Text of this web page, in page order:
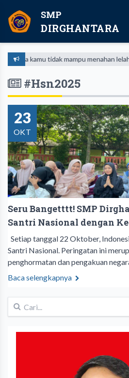
SMP
DIRGHANTARA
Jika kamu tidak mampu menahan lelahnya
#Hsn2025
23
OKT
Seru Bangetttt! SMP
Santri Nasional dengan
Setiap tanggal 22 Oktober,
Santri Nasional. Peringatan ini
penghormatan dan pengakuan
Baca selengkapnya